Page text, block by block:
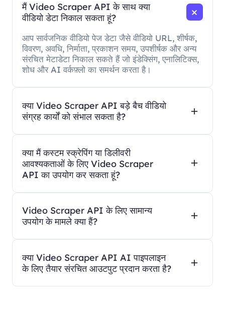
मैं Video Scraper API के साथ क्या
वीडियो डेटा निकाल सकता हूं?
आप सार्वजनिक वीडियो पेज डेटा जैसे वीडियो URL, शीर्षक,
विवरण, अवधि, निर्माता, प्रकाशन समय, उपशीर्षक और अन्य
संरचित मेटाडेटा निकाल सकते हैं जो इंडेक्सिंग, एनालिटिक्स,
शोध और AI वर्कफ़्लो का समर्थन करता है।
क्या Video Scraper API बड़े बैच वीडियो
संग्रह कार्यों को संभाल सकता है?
क्या मैं कस्टम स्क्रेपिंग या डिलीवरी
आवश्यकताओं के लिए Video Scraper
API का उपयोग कर सकता हूं?
Video Scraper API के लिए सामान्य
उपयोग के मामले क्या हैं?
क्या Video Scraper API AI पाइपलाइन
के लिए तैयार संरचित आउटपुट प्रदान करता है?